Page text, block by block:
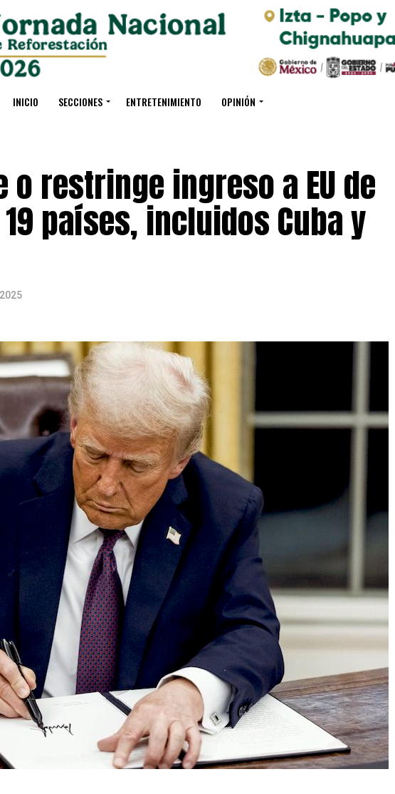
INICIO SECCIONES ENTRETENIMIENTO OPINIÓN
restringe ingreso a EU de
países, incluidos Cuba y